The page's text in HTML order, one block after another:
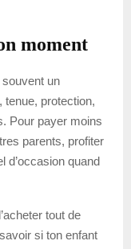
moment
un
protection,
Pour payer moins
parents, profiter
d’occasion quand
tout de
si ton enfant